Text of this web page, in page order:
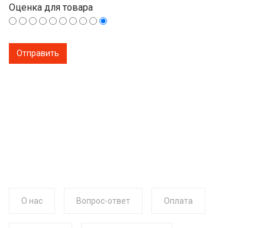
Оценка для товара
О нас Вопрос-ответ Оплата